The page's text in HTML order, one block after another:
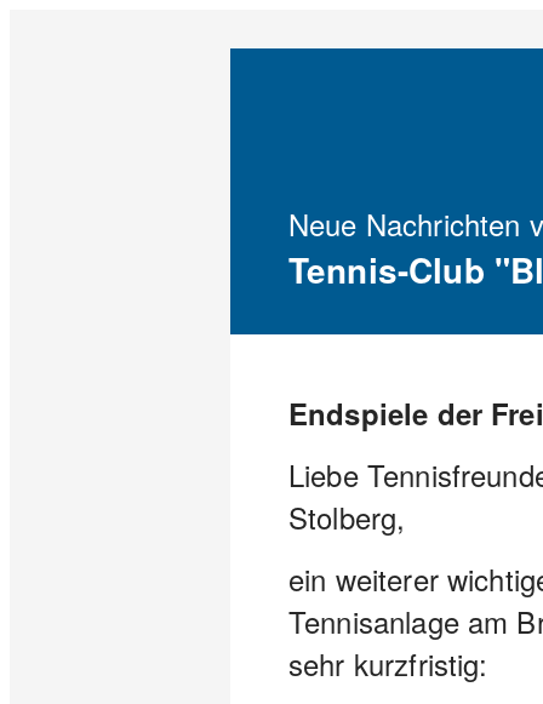
Neue Nachrichten
Tennis-Club
Endspiele der
Liebe
Stolberg,
ein weiterer
Tennisanlage am
sehr kurzfristig: